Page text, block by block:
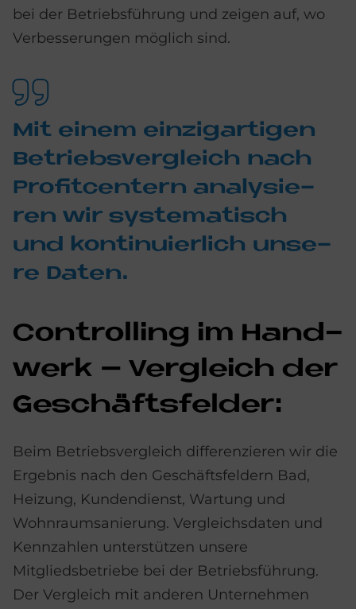
bei der Betriebsführung und zeigen auf, wo
Verbesserungen möglich sind.
Mit ei­nem ein­zig­ar­ti­gen
Be­triebs­ver­gleich nach
Pro­fit­cen­tern ana­ly­sie­
ren wir sy­ste­ma­tisch
und kon­ti­nu­ier­lich un­se­
re Da­ten.
Con­trol­ling im Hand­
werk – Ver­gleich der
Ge­schäfts­fel­der:
Beim Betriebsvergleich differenzieren wir die
Ergebnis nach den Geschäftsfeldern Bad,
Heizung, Kundendienst, Wartung und
Wohnraumsanierung. Vergleichsdaten und
Kennzahlen unterstützen unsere
Mitgliedsbetriebe bei der Betriebsführung.
Der Vergleich mit anderen Unternehmen